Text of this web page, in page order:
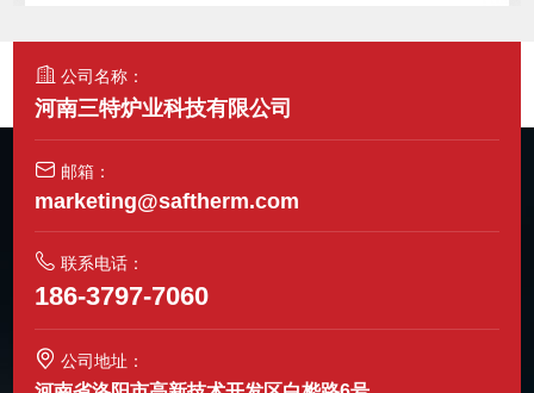
公司名称：
河南三特炉业科技有限公司
邮箱：
marketing@saftherm.com
联系电话：
186-3797-7060
公司地址：